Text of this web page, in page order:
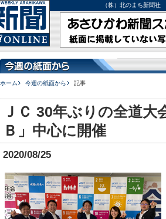
（株）北のまち新聞
ホーム 今週の紙面から 記事
ＪＣ 30年ぶりの全道大
Ｂ」中心に開催
2020/08/25